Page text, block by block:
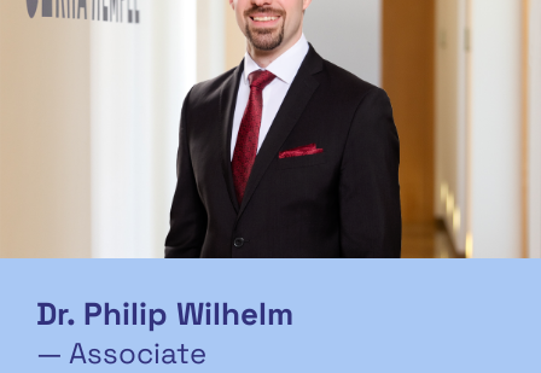
Dr. Philip Wilhelm
— Associate